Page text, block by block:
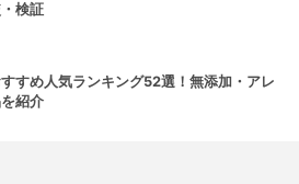
検証
すすめ人気ランキング52選！無添加・アレ
紹介